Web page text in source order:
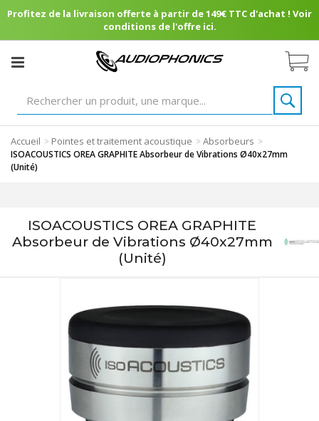
Profitez de la livraison offerte à partir de 149€ TTC d'achat ! Voir
conditions de l'offre ici.
Accueil > Pointes et traitement acoustique >Absorbeurs >
ISOACOUSTICS OREA GRAPHITE Absorbeur de Vibrations Ø40x27mm
(Unité)
ISOACOUSTICS OREA GRAPHITE
Absorbeur de Vibrations Ø40x27mm
(Unité)